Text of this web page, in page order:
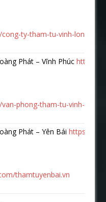
ty-tham-tu-vinh-long.html
Phát – Vĩnh Phúchttps://
phong-tham-tu-vinh-
Phát – Yên Báihttps://
thamtuyenbai.vn